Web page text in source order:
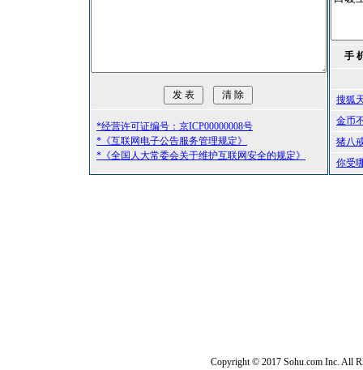
*经营许可证编号：京ICP00000008号
*《互联网电子公告服务管理规定》
*《全国人大常委会关于维护互联网安全的规定》
手
搜狐
金币
猪八
你受
Copyright © 2017 Sohu.com Inc. All